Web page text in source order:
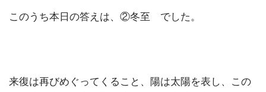
このうち本日の答えは、②冬至 でした。
来復は再びめぐってくること、陽は太陽を表し、この